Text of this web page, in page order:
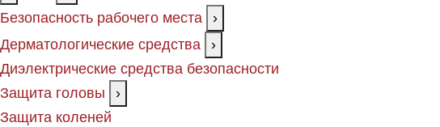
Безопасность рабочего места
›
Дерматологические средства
›
Диэлектрические средства безопасности
Защита головы
›
Защита коленей